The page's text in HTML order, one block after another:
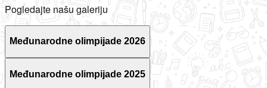
Pogledajte našu galeriju
Međunarodne olimpijade 2026
Međunarodne olimpijade 2025